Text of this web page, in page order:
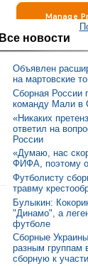
Все новости
Объявлен
на мартовские
Сборная России
команду Мали в
«Никаких
ответил на
России
«Думаю, нас
ФИФА, поэтому
Футболисту
травму
Булыкин:
"Динамо", а
футболе
Сборные
разным группам
сборную к